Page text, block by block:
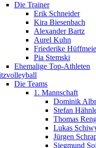
Die Trainer
Erik Schneider
Kira Biesenbach
Alexander Bartz
Aurel Kuhn
Friederike
Pia Stemski
Ehemalige Top-Athleten
Die Teams
1. Mannschaft
Dominik
Stefan
Thomas
Lukas
Jürgen
Siegmund